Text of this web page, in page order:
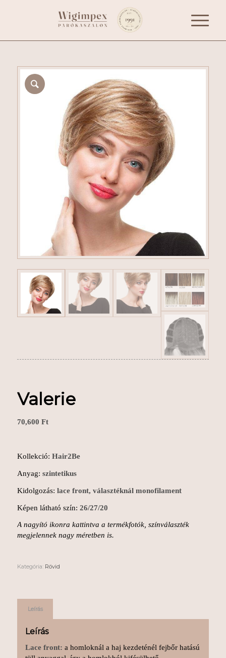
Valerie
70,600 Ft
Kollekció: Hair2Be
Anyag: szintetikus
Kidolgozás: lace front, választéknál monofilament
Képen látható szín: 26/27/20
A nagyító ikonra kattintva a termékfotók, színválaszték
megjelennek nagy méretben is.
Kategória: Rövid
Leírás
Leírás
Lace front: a homloknál a haj kezdeténél fejbőr hatású